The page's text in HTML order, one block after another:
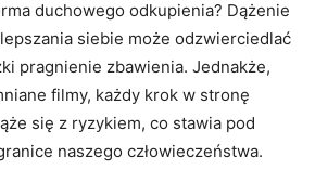
duchowego odkupienia? Dążenie
siebie może odzwierciedlać
pragnienie zbawienia. Jednakże,
filmy, każdy krok w stronę
się z ryzykiem, co stawia pod
naszego człowieczeństwa.